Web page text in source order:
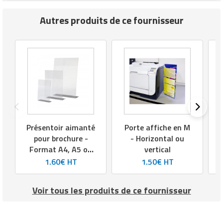
Autres produits de ce fournisseur
Présentoir aimanté
pour brochure -
Format A4, A5 ou
A6
1.60€ HT
Porte affiche en M
- Horizontal ou
vertical
1.50€ HT
Voir tous les produits de ce fournisseur